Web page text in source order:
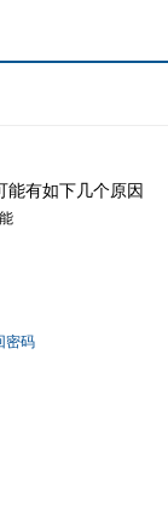
能有如下几个原因
密码